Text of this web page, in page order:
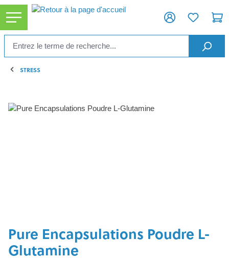
principal
STRESS
Ignorer la galerie d'images
Pure Encapsulations Poudre L-
Glutamine